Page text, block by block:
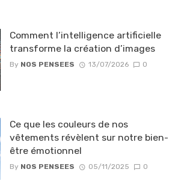
Comment l’intelligence artificielle
transforme la création d’images
By NOS PENSEES 13/07/2026 0
Ce que les couleurs de nos
vêtements révèlent sur notre bien-
être émotionnel
By NOS PENSEES 05/11/2025 0